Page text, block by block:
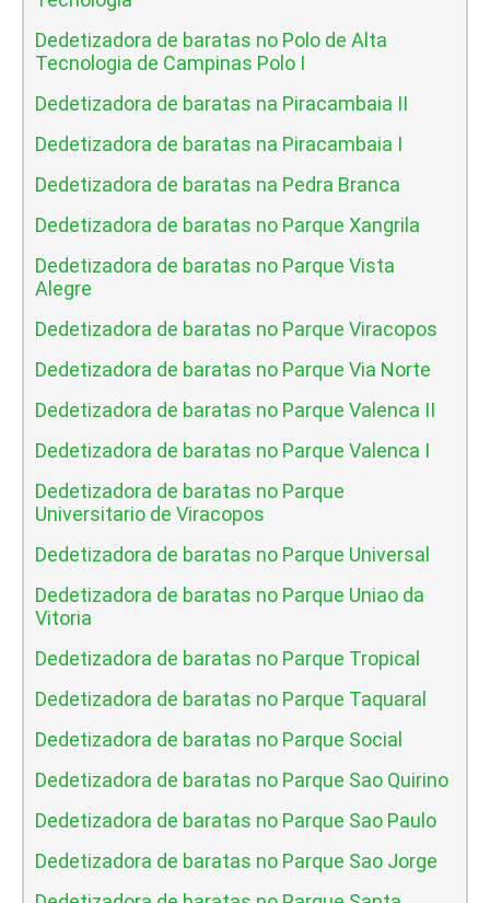
Dedetizadora de baratas no Polo de Alta
Tecnologia de Campinas Polo I
Dedetizadora de baratas na Piracambaia II
Dedetizadora de baratas na Piracambaia I
Dedetizadora de baratas na Pedra Branca
Dedetizadora de baratas no Parque Xangrila
Dedetizadora de baratas no Parque Vista
Alegre
Dedetizadora de baratas no Parque Viracopos
Dedetizadora de baratas no Parque Via Norte
Dedetizadora de baratas no Parque Valenca II
Dedetizadora de baratas no Parque Valenca I
Dedetizadora de baratas no Parque
Universitario de Viracopos
Dedetizadora de baratas no Parque Universal
Dedetizadora de baratas no Parque Uniao da
Vitoria
Dedetizadora de baratas no Parque Tropical
Dedetizadora de baratas no Parque Taquaral
Dedetizadora de baratas no Parque Social
Dedetizadora de baratas no Parque Sao Quirino
Dedetizadora de baratas no Parque Sao Paulo
Dedetizadora de baratas no Parque Sao Jorge